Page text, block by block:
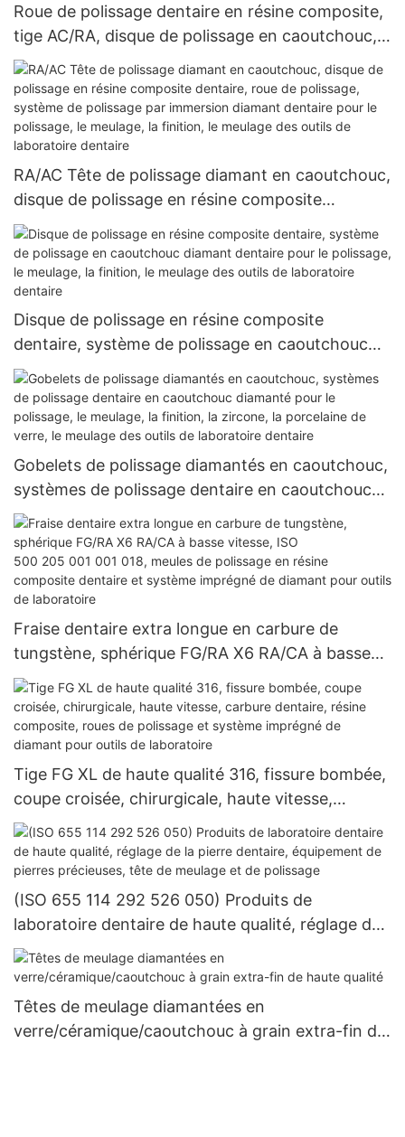
Roue de polissage dentaire en résine composite,
tige AC/RA, disque de polissage en caoutchouc,
système de diamant flexible en spirale
RA/AC Tête de polissage diamant en caoutchouc,
disque de polissage en résine composite
dentaire, roue de polissage, système de
polissage par immersion diamant dentaire pour le
polissage, le meulage, la finition, le meulage des
outils de laboratoire dentaire
Disque de polissage en résine composite
dentaire, système de polissage en caoutchouc
diamant dentaire pour le polissage, le meulage, la
finition, le meulage des outils de laboratoire
dentaire
Gobelets de polissage diamantés en caoutchouc,
systèmes de polissage dentaire en caoutchouc
diamanté pour le polissage, le meulage, la
finition, la zircone, la porcelaine de verre, le
meulage des outils de laboratoire dentaire
Fraise dentaire extra longue en carbure de
tungstène, sphérique FG/RA X6 RA/CA à basse
vitesse, ISO 500 205 001 001 018, meules de
polissage en résine composite dentaire et
système imprégné de diamant pour outils de
laboratoire
Tige FG XL de haute qualité 316, fissure bombée,
coupe croisée, chirurgicale, haute vitesse,
carbure dentaire, résine composite, roues de
polissage et système imprégné de diamant pour
outils de laboratoire
(ISO 655 114 292 526 050) Produits de
laboratoire dentaire de haute qualité, réglage de
la pierre dentaire, équipement de pierres
précieuses, tête de meulage et de polissage
Têtes de meulage diamantées en
verre/céramique/caoutchouc à grain extra-fin de